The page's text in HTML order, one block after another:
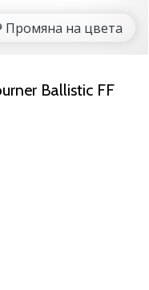
Промяна на цвета
Ballistic FF